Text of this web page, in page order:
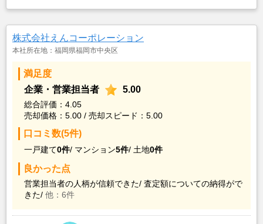
株式会社えんコーポレーション
本社所在地：福岡県福岡市中央区
満足度
企業・営業担当者
5.00
総合評価：4.05
売却価格：5.00 / 売却スピード：5.00
口コミ数(5件)
一戸建て0件/ マンション5件/ 土地0件
良かった点
営業担当者の人柄が信頼できた/ 査定額についての納得がで
きた/ 他：6件